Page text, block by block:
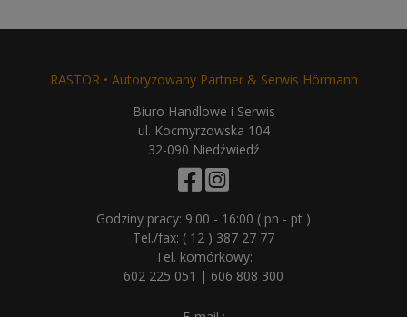
RASTOR • Autoryzowany Partner & Serwis Hörmann
Biuro Handlowe i Serwis
ul. Kocmyrzowska 104
32-090 Niedźwiedź
Godziny pracy: 9:00 - 16:00 ( pn - pt )
Tel./fax: ( 12 ) 387 27 77
Tel. komórkowy:
602 225 051 | 606 808 300